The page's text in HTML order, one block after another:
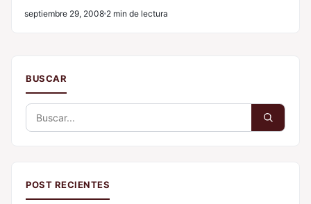
BUSCAR
Buscar:
POST RECIENTES
septiembre 29, 2008 2 min de lectura